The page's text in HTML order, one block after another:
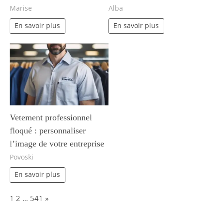
Marise
En savoir plus
Alba
En savoir plus
Vetement professionnel
floqué : personnaliser
l’image de votre entreprise
Povoski
En savoir plus
Page:
1 2 … 541 Next
»